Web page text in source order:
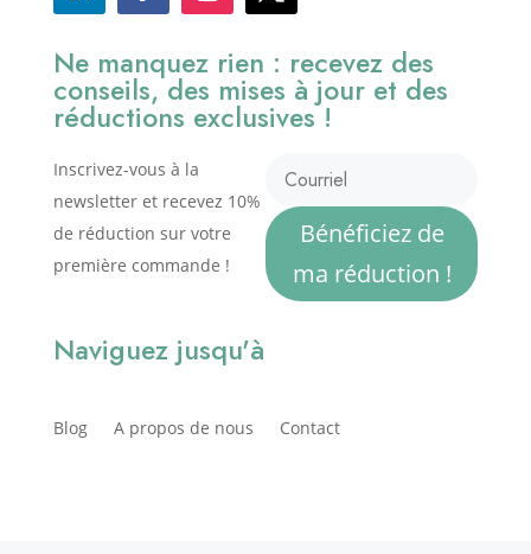
Ne manquez rien : recevez des
conseils, des mises à jour et des
réductions exclusives !
Inscrivez-vous à la
newsletter et recevez 10%
de réduction sur votre
première commande !
Bénéficiez de
ma réduction !
Naviguez jusqu'à
Blog A propos de nous Contact